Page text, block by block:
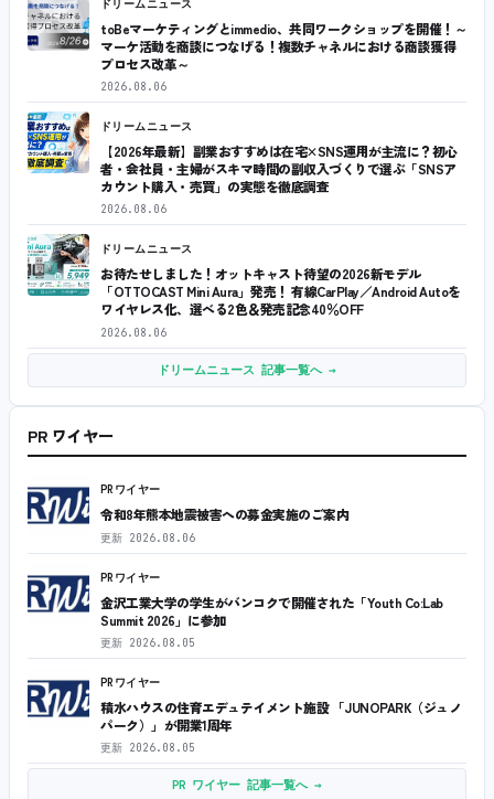
ドリームニュース
toBeマーケティングとimmedio、共同ワークショップを開催！～
マーケ活動を商談につなげる！複数チャネルにおける商談獲得
プロセス改革～
2026.08.06
ドリームニュース
【2026年最新】副業おすすめは在宅×SNS運用が主流に？初心
者・会社員・主婦がスキマ時間の副収入づくりで選ぶ「SNSア
カウント購入・売買」の実態を徹底調査
2026.08.06
ドリームニュース
お待たせしました！オットキャスト待望の2026新モデル
「OTTOCAST Mini Aura」発売！ 有線CarPlay／Android Autoを
ワイヤレス化、選べる2色＆発売記念40％OFF
2026.08.06
ドリームニュース 記事一覧へ →
PR ワイヤー
PRワイヤー
令和8年熊本地震被害への募金実施のご案内
更新 2026.08.06
PRワイヤー
金沢工業大学の学生がバンコクで開催された「Youth Co:Lab
Summit 2026」に参加
更新 2026.08.05
PRワイヤー
積水ハウスの住育エデュテイメント施設 「JUNOPARK（ジュノ
パーク）」が開業1周年
更新 2026.08.05
PR ワイヤー 記事一覧へ →